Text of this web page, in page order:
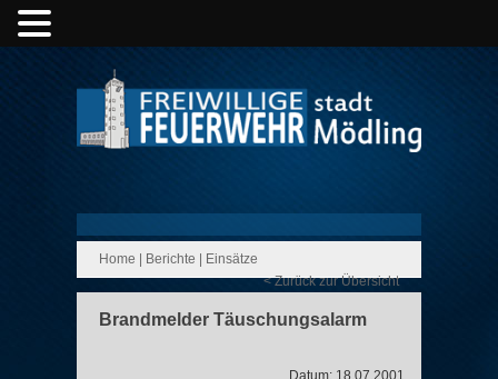
Home Berichte
Einsätze
< Zurück zur Übersicht
Brandmelder Täuschungsalarm
Datum: 18.07.2001